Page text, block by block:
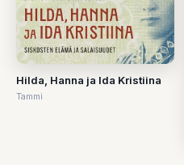
Hilda, Hanna ja Ida Kristiina
Tammi